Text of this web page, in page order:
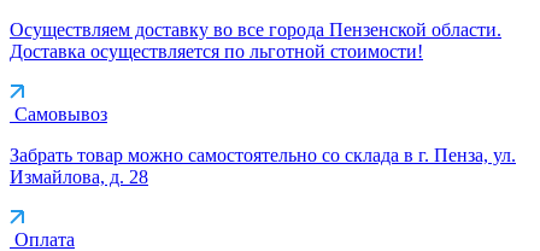
Осуществляем доставку во все города Пензенской области.
Доставка осуществляется по льготной стоимости!
Самовывоз
Забрать товар можно самостоятельно со склада в г. Пенза, ул.
Измайлова, д. 28
Оплата